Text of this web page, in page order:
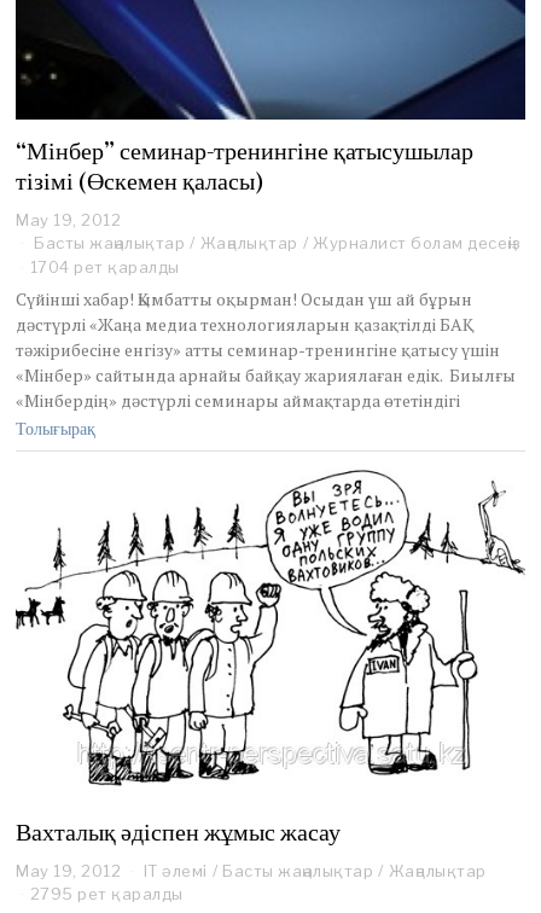
“Мінбер” семинар-тренингіне қатысушылар
тізімі (Өскемен қаласы)
May 19, 2012
a
y
9
,
2
0
2
Басты жаңалықтар / Жаңалықтар / Журналист болам десеңіз
1704 рет қаралды
Сүйінші хабар! Қымбатты оқырман! Осыдан үш ай бұрын
дәстүрлі «Жаңа медиа технологияларын қазақтілді БАҚ
тәжірибесіне енгізу» атты семинар-тренингіне қатысу үшін
«Мінбер» сайтында арнайы байқау жариялаған едік. Биылғы
«Мінбердің» дәстүрлі семинары аймақтарда өтетіндігі
Толығырақ
Вахталық әдіспен жұмыс жасау
May 19, 2012
a
IT әлемі / Басты жаңалықтар / Жаңалықтар
2795 рет қаралды